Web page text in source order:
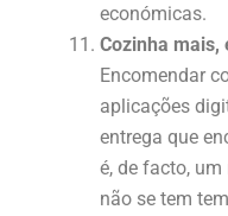
económicas.
Cozinha mais,
Encomendar
aplicações
entrega que
é, de facto,
não se tem